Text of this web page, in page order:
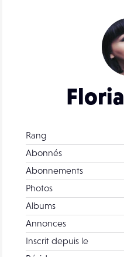
Rang
Abonnés
Abonnements
Photos
Albums
Annonces
Inscrit depuis le